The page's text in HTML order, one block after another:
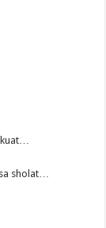
kuat…
sholat…